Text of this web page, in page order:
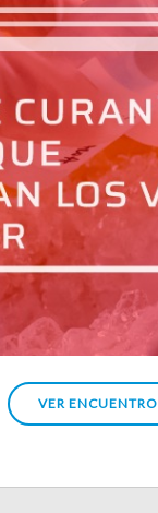
VER ENCUENTRO